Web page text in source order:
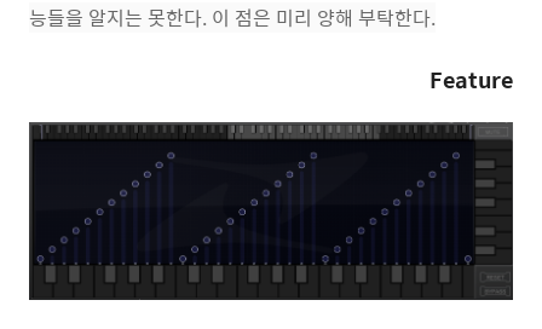
능들을 알지는 못한다. 이 점은 미리 양해 부탁한다.
Feature